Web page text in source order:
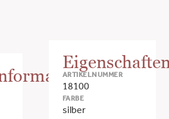
ARTIKELNUMMER
18100
FARBE
silber